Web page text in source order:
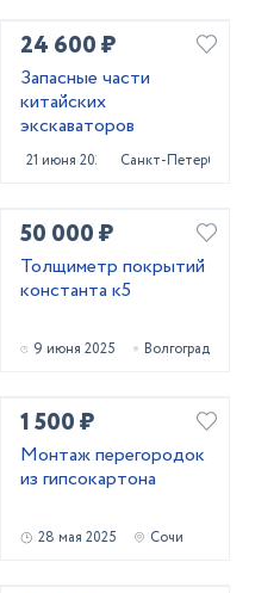
24 600 ₽
Запасные части
китайских
экскаваторов
21 июня 2025 Санкт-Петербург
50 000 ₽
Толщиметр покрытий
константа к5
9 июня 2025 Волгоград
1 500 ₽
Монтаж перегородок
из гипсокартона
28 мая 2025 Сочи